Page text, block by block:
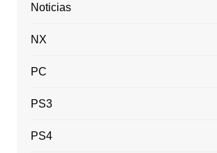
Noticias
NX
PC
PS3
PS4